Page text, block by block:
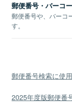
郵便番号・バーコ
郵便番号や、バーコ
す。
郵便番号検索に使
2025年度版郵便番